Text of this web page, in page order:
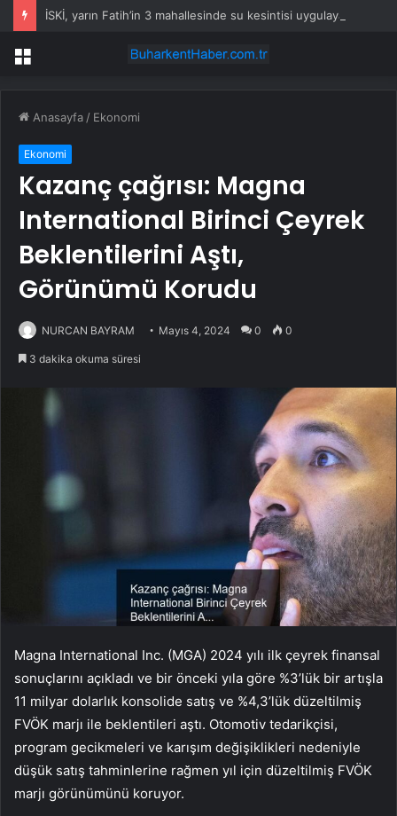
İSKİ, yarın Fatih’in 3 mahallesinde su kesintisi uygulayacak
Menü
Anasayfa / Ekonomi
Ekonomi
Kazanç çağrısı: Magna
International Birinci Çeyrek
Beklentilerini Aştı,
Görünümü Korudu
NURCAN BAYRAM Mayıs 4, 2024 0 0
3 dakika okuma süresi
Magna International Inc. (MGA) 2024 yılı ilk çeyrek finansal
sonuçlarını açıkladı ve bir önceki yıla göre %3’lük bir artışla
11 milyar dolarlık konsolide satış ve %4,3’lük düzeltilmiş
FVÖK marjı ile beklentileri aştı. Otomotiv tedarikçisi,
program gecikmeleri ve karışım değişiklikleri nedeniyle
düşük satış tahminlerine rağmen yıl için düzeltilmiş FVÖK
marjı görünümünü koruyor.